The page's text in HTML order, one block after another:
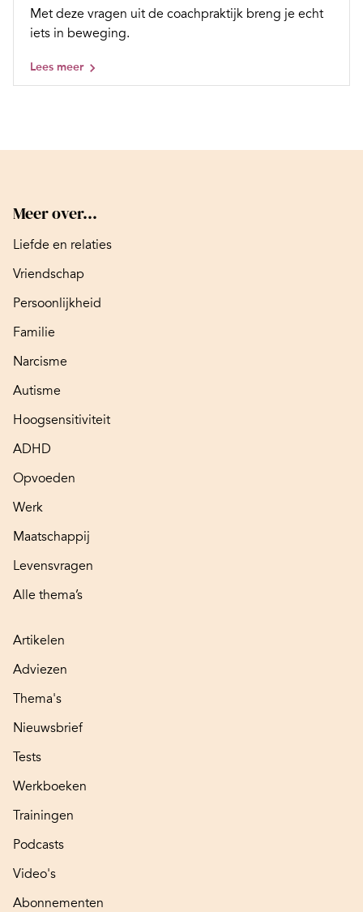
Met deze vragen uit de coachpraktijk breng je echt
iets in beweging.
Lees meer
Meer over...
Liefde en relaties
Vriendschap
Persoonlijkheid
Familie
Narcisme
Autisme
Hoogsensitiviteit
ADHD
Opvoeden
Werk
Maatschappij
Levensvragen
Alle thema’s
Artikelen
Adviezen
Thema's
Nieuwsbrief
Tests
Werkboeken
Trainingen
Podcasts
Video's
Abonnementen